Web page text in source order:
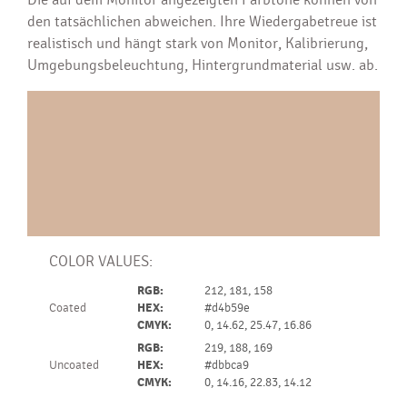
den tatsächlichen abweichen. Ihre Wiedergabetreue ist
realistisch und hängt stark von Monitor, Kalibrierung,
Umgebungsbeleuchtung, Hintergrundmaterial usw. ab.
COLOR VALUES:
Coated
RGB:
HEX:
CMYK:
212, 181, 158
#d4b59e
0, 14.62, 25.47, 16.86
Uncoated
RGB:
HEX:
CMYK:
219, 188, 169
#dbbca9
0, 14.16, 22.83, 14.12